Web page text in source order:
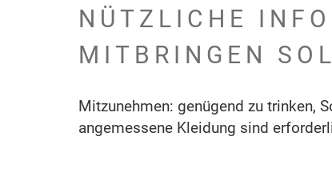
NÜTZLICHE
MITBRINGEN
Mitzunehmen: genügend zu trinken,
angemessene Kleidung sind